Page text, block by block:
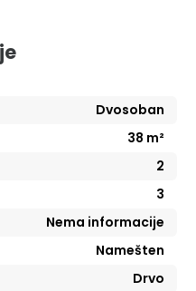
Dvosoban
38 m²
2
3
Nema informacije
Namešten
Drvo